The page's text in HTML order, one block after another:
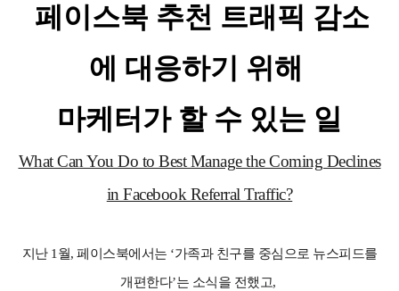
페이스북 추천 트래픽 감소
에 대응하기 위해
마케터가 할 수 있는 일
What Can You Do to Best Manage the Coming Declines
in Facebook Referral Traffic?
지난 1월, 페이스북에서는 ‘가족과 친구를 중심으로 뉴스피드를
개편한다’는 소식을 전했고,